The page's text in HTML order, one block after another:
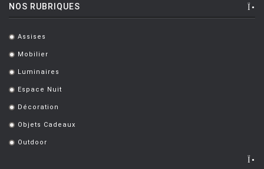
MEMPHIS
MENU
MONTANA
MOOG DESIGN
NOS RUBRIQUES
. Assises
. Mobilier
. Luminaires
. Espace Nuit
. Décoration
. Objets Cadeaux
. Outdoor